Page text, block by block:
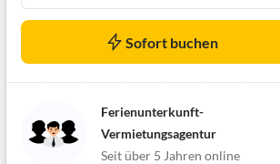
Sofort buchen
Ferienunterkunft-
Vermietungsagentur
Seit über 5 Jahren online